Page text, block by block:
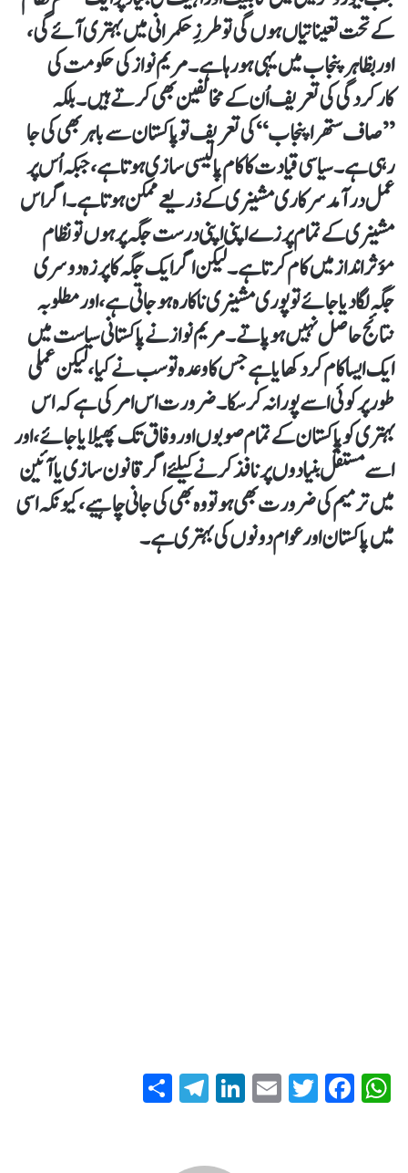
کے تحت تعیناتیاں ہوں گی تو طرزِ حکمرانی میں بہتری آئے گی،
اور بظاہر پنجاب میں یہی ہو رہا ہے۔ مریم نواز کی حکومت کی
کارکردگی کی تعریف اُن کے مخالفین بھی کرتے ہیں۔ بلکہ
”صاف ستھرا پنجاب “ کی تعریف تو پاکستان سے باہر بھی کی جا
رہی ہے۔ سیاسی قیادت کا کام پالیسی سازی ہوتا ہے، جبکہ اُس پر
عمل درآمد سرکاری مشینری کے ذریعے ممکن ہوتا ہے۔ اگر اس
مشینری کے تمام پرزے اپنی اپنی درست جگہ پر ہوں تو نظام
مؤثر انداز میں کام کرتا ہے۔ لیکن اگر ایک جگہ کا پرزہ دوسری
جگہ لگا دیا جائے تو پوری مشینری ناکارہ ہو جاتی ہے، اور مطلوبہ
نتائج حاصل نہیں ہو پاتے۔ مریم نواز نے پاکستانی سیاست میں
ایک ایسا کام کر دکھایا ہے جس کا وعدہ تو سب نے کیا، لیکن عملی
طور پر کوئی اسے پورا نہ کر سکا۔ ضرورت اس امر کی ہے کہ اس
بہتری کو پاکستان کے تمام صوبوں اور وفاق تک پھیلایا جائے، اور
اسے مستقل بنیادوں پر نافذ کرنے کیلئے اگر قانون سازی یا آئین
میں ترمیم کی ضرورت بھی ہو تو وہ بھی کی جانی چاہیے، کیونکہ اسی
میں پاکستان اور عوام دونوں کی بہتری ہے۔
W
ha
Fa
ce
T
wi
E
m
Li
nk
T
el